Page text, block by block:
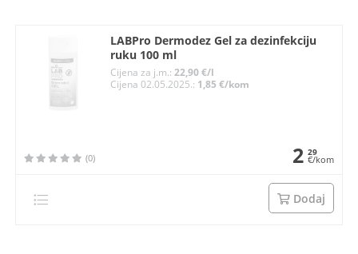
LABPro Dermodez Gel za dezinfekciju
ruku 100 ml
Cijena za j.m.: 22,90 €/l
Cijena 02.05.2025.: 1,85 €/kom
(0) 2 29
€/kom
Dodaj